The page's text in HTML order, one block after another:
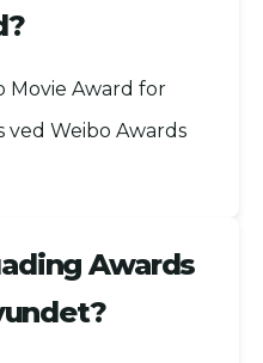
Movie Award for
ved Weibo Awards
Awards